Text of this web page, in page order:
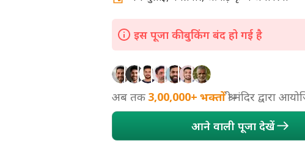
इस पूजा की बुकिंग बंद हो गई है
अब तक 3,00,000+ भक्तोंश्री मंदिर द्वारा
आने वाली पूजा देखें